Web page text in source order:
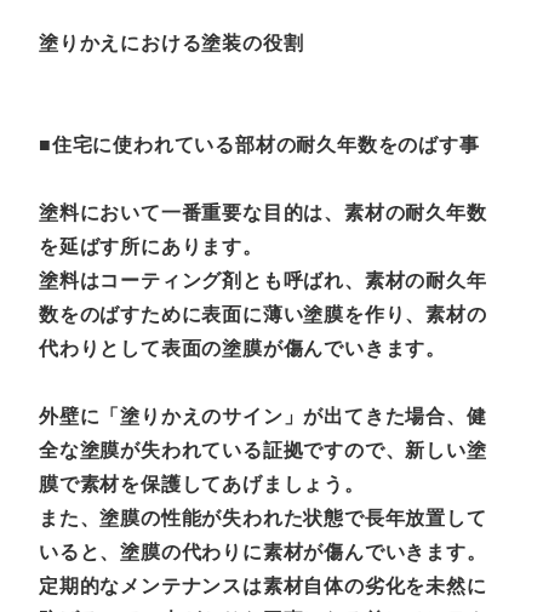
塗りかえにおける塗装の役割
■住宅に使われている部材の耐久年数をのばす事
塗料において一番重要な目的は、素材の耐久年数
を延ばす所にあります。
塗料はコーティング剤とも呼ばれ、素材の耐久年
数をのばすために表面に薄い塗膜を作り、素材の
代わりとして表面の塗膜が傷んでいきます。
外壁に「塗りかえのサイン」が出てきた場合、健
全な塗膜が失われている証拠ですので、新しい塗
膜で素材を保護してあげましょう。
また、塗膜の性能が失われた状態で長年放置して
いると、塗膜の代わりに素材が傷んでいきます。
定期的なメンテナンスは素材自体の劣化を未然に